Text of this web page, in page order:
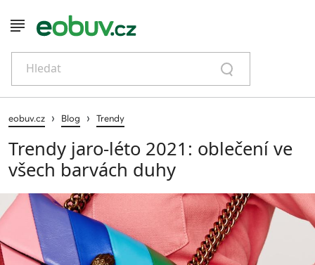
Hledat
eobuv.cz › Blog › Trendy
Trendy jaro-léto 2021: oblečení ve
všech barvách duhy